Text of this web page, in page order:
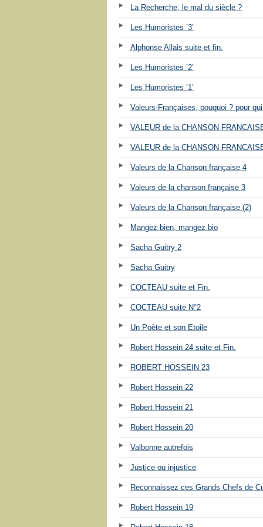
La Recherche, le mal du siècle ?
Les Humoristes ’3’
Alphonse Allais suite et fin.
Les Humoristes ’2’
Les Humoristes ’1’
Valeurs-Françaises, pouquoi ? pour
VALEUR de la CHANSON
VALEUR de la CHANSON
Valeurs de la Chanson française 4
Valeurs de la chanson française 3
Valeurs de la Chanson française (2)
Mangez bien, mangez bio
Sacha Guitry 2
Sacha Guitry
COCTEAU suite et Fin.
COCTEAU suite N°2
Un Poète et son Etoile
Robert Hossein 24 suite et Fin.
ROBERT HOSSEIN 23
Robert Hossein 22
Robert Hossein 21
Robert Hossein 20
Valbonne autrefois
Justice ou injustice
Reconnaissez ces Grands Chefs de
Robert Hossein 19